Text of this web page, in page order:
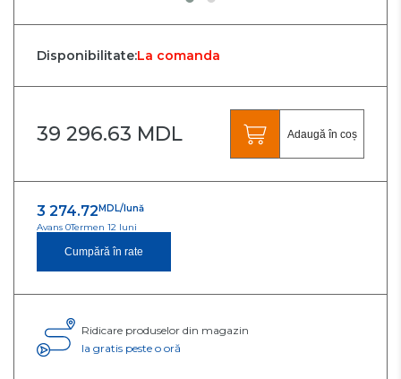
Disponibilitate:La comanda
39 296.63 MDL Adaugă în coș
3 274.72 MDL/lună
Avans 0Termen 12 luni
Cumpără în rate
Ridicare produselor din magazin
Ia gratis peste o oră